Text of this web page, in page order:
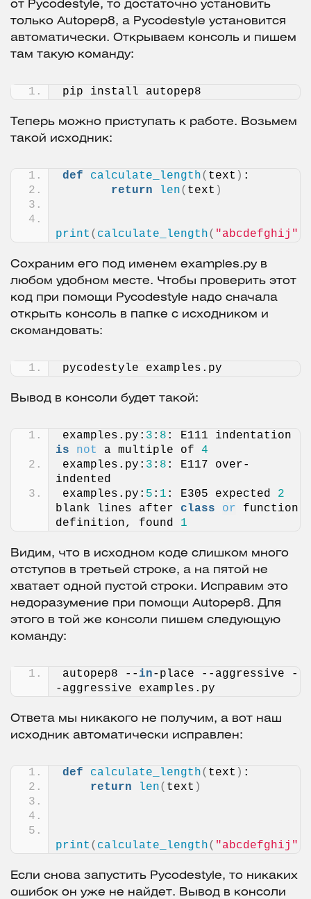
от Pycodestyle, то достаточно установить
только Autopep8, а Pycodestyle установится
автоматически. Открываем консоль и пишем
там такую команду:
pip install autopep8
Теперь можно приступать к работе. Возьмем
такой исходник:
def calculate_length( text ) :
return
len( text )
print ( calculate_length( "abcdefghij"
Сохраним его под именем examples.py в
любом удобном месте. Чтобы проверить этот
код при помощи Pycodestyle надо сначала
открыть консоль в папке с исходником и
скомандовать:
pycodestyle examples.py
Вывод в консоли будет такой:
examples.py: 3 : 8
is
not a multiple of 4
examples.py: 3 : 8 : E117 over-
indented
examples.py: 5 : 1 : E305 expected 2
blank lines after class or function
definition, found 1
Видим, что в исходном коде слишком много
отступов в третьей строке, а на пятой не
хватает одной пустой строки. Исправим это
недоразумение при помощи Autopep8. Для
этого в той же консоли пишем следующую
команду:
autopep8 -- in-place --aggressive -
-aggressive examples.py
Ответа мы никакого не получим, а вот наш
исходник автоматически исправлен:
def calculate_length( text ) :
return
len( text )
print ( calculate_length( "abcdefghij"
Если снова запустить Pycodestyle, то никаких
ошибок он уже не найдет. Вывод в консоли